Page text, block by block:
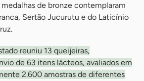
de bronze contemplaram
Sertão Jucurutu e do Laticínio
reuniu 13 queijeiras,
de 63 itens lácteos, avaliados em
2.600 amostras de diferentes